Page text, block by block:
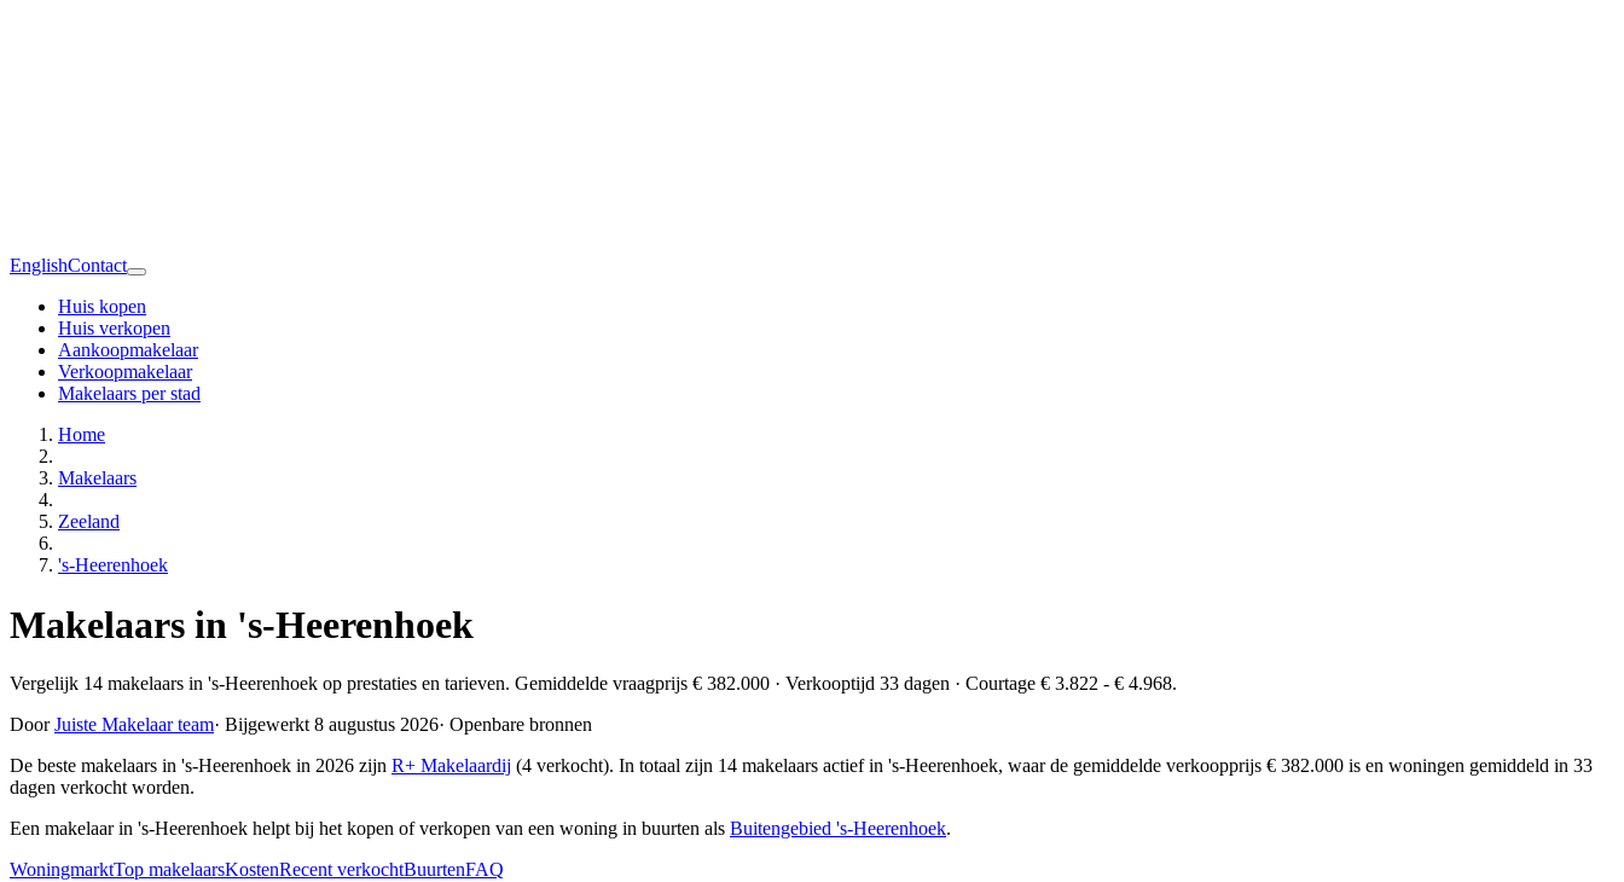
EnglishContact
Huis kopen
Huis verkopen
Aankoopmakelaar
Verkoopmakelaar
Makelaars per stad
Home
Makelaars
Zeeland
's-Heerenhoek
Makelaars in 's-Heerenhoek
Vergelijk 14 makelaars in 's-Heerenhoek op prestaties en tarieven. Gemiddelde vraagprijs € 382.000 · Verkooptijd 33 dagen · Courtage € 3.822 - € 4.968.
DoorJuiste Makelaar team· Bijgewerkt 8 augustus 2026· Openbare bronnen
De beste makelaars in 's-Heerenhoek in 2026 zijn R+ Makelaardij (4 verkocht). In totaal zijn 14 makelaars actief in 's-Heerenhoek, waar de gemiddelde verkoopprijs € 382.000 is en woningen gemiddeld in 33
dagen verkocht worden.
Een makelaar in 's-Heerenhoek helpt bij het kopen of verkopen van een woning in buurten als Buitengebied 's-Heerenhoek.
WoningmarktTop makelaarsKostenRecent verkochtBuurtenFAQ